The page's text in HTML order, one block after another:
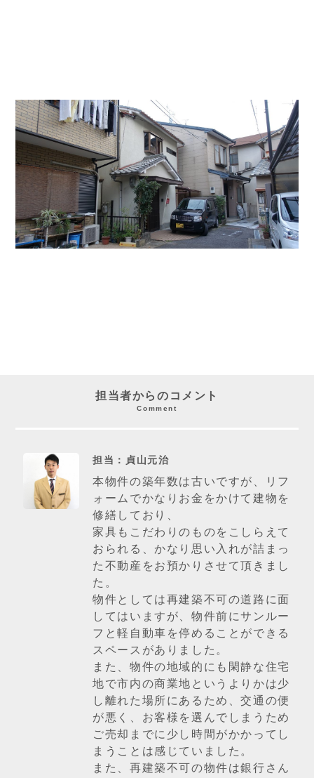
担当者からのコメント
Comment
担当：貞山元治
本物件の築年数は古いですが、リフ
ォームでかなりお金をかけて建物を
修繕しており、
家具もこだわりのものをこしらえて
おられる、かなり思い入れが詰まっ
た不動産をお預かりさせて頂きまし
た。
物件としては再建築不可の道路に面
してはいますが、物件前にサンルー
フと軽自動車を停めることができる
スペースがありました。
また、物件の地域的にも閑静な住宅
地で市内の商業地というよりかは少
し離れた場所にあるため、交通の便
が悪く、お客様を選んでしまうため
ご売却までに少し時間がかかってし
まうことは感じていました。
また、再建築不可の物件は銀行さん